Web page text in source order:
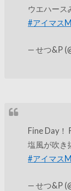
ウエハース
#アイマス
— せつ&P
Fine Day！
塩風が吹き
#アイマス
— せつ&P